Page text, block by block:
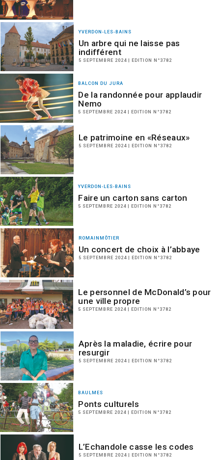
YVERDON-LES-BAINS
Un arbre qui ne laisse pas
indifférent
5 SEPTEMBRE 2024 | EDITION N°3782
BALCON DU JURA
De la randonnée pour applaudir
Nemo
5 SEPTEMBRE 2024 | EDITION N°3782
Le patrimoine en «Réseaux»
5 SEPTEMBRE 2024 | EDITION N°3782
YVERDON-LES-BAINS
Faire un carton sans carton
5 SEPTEMBRE 2024 | EDITION N°3782
ROMAINMÔTIER
Un concert de choix à l’abbaye
5 SEPTEMBRE 2024 | EDITION N°3782
Le personnel de McDonald’s pour
une ville propre
5 SEPTEMBRE 2024 | EDITION N°3782
Après la maladie, écrire pour
resurgir
5 SEPTEMBRE 2024 | EDITION N°3782
BAULMES
Ponts culturels
5 SEPTEMBRE 2024 | EDITION N°3782
L’Echandole casse les codes
5 SEPTEMBRE 2024 | EDITION N°3782